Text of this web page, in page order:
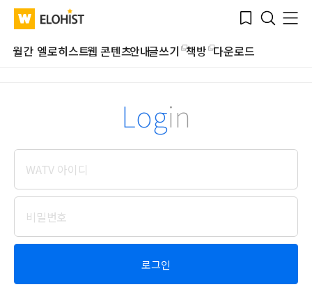
WATV Elohist-
Home
Bookmark
Search
Menu
월간 엘로히스트웹 콘텐츠안내글쓰기 책방 다운로드
Submit
Login
로그인